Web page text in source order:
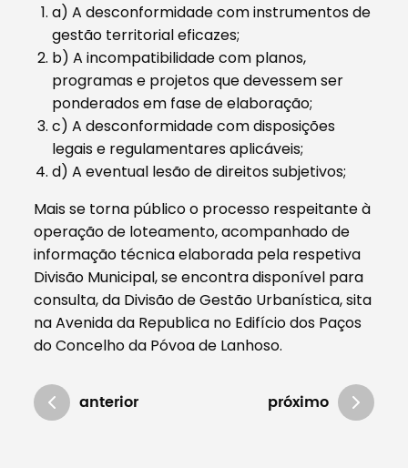
a) A desconformidade com instrumentos de
gestão territorial eficazes;
b) A incompatibilidade com planos,
programas e projetos que devessem ser
ponderados em fase de elaboração;
c) A desconformidade com disposições
legais e regulamentares aplicáveis;
d) A eventual lesão de direitos subjetivos;
Mais se torna público o processo respeitante à
operação de loteamento, acompanhado de
informação técnica elaborada pela respetiva
Divisão Municipal, se encontra disponível para
consulta, da Divisão de Gestão Urbanística, sita
na Avenida da Republica no Edifício dos Paços
do Concelho da Póvoa de Lanhoso.
anterior próximo